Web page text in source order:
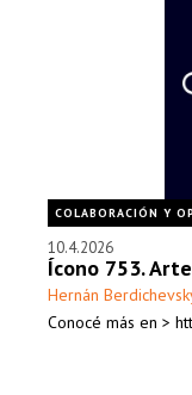
COLABORACIÓN Y
10.4.2026
Ícono 753.
Hernán
Conocé más en >